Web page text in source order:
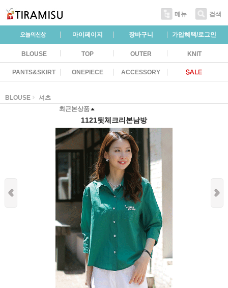
메뉴 검색
마이페이지 장바구니 가입혜택/로그인
BLOUSE TOP OUTER KNIT
PANTS&SKIRT ONEPIECE ACCESSORY
BLOUSE
셔츠
최근본상품
1121뒷체크리본남방